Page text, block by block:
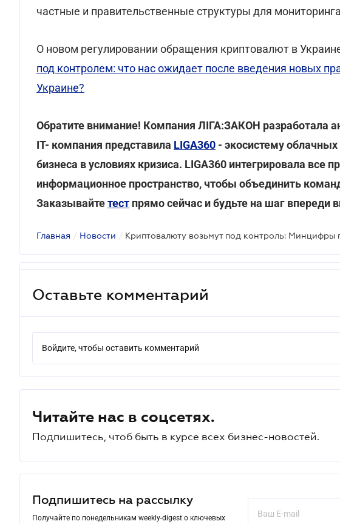
частные и правительственные структуры для
О новом регулировании обращения криптовалют в
под контролем: что нас ожидает после введения новых
Украине?
Обратите внимание! Компания ЛІГА:ЗАКОН разработала
IT- компания представила LIGA360 - экосистему
бизнеса в условиях кризиса. LIGA360 интегрировала все
информационное пространство, чтобы объединить
Заказывайтетест прямо сейчас и будьте на шаг впереди
Главная / Новости /
Оставьте комментарий
Войдите, чтобы оставить комментарий
Читайте нас в соцсетях.
Подпишитесь, чтоб быть в курсе всех бизнес-новостей.
Подпишитесь на рассылку
Получайте по понедельникам weekly-digest о ключевых